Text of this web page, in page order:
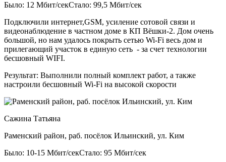
Было: 12 Мбит/секСтало: 99,5 Мбит/сек
Подключили интернет,GSM, усиление сотовой связи и
видеонаблюдение в частном доме в КП Вёшки-2. Дом очень
большой, но нам удалось покрыть сетью Wi-Fi весь дом и
прилегающий участок в единую сеть - за счет технологии
бесшовный WIFI.
Результат: Выполнили полный комплект работ, а также
настроили бесшовный Wi-Fi на высокой скорости
Сажина Татьяна
Раменский район, раб. посёлок Ильинский, ул. Ким
Было: 10-15 Мбит/секСтало: 95 Мбит/сек